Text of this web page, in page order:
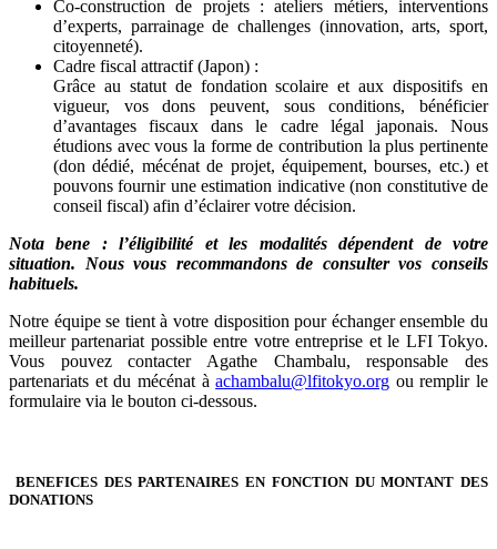
Co-construction de projets : ateliers métiers, interventions
d’experts, parrainage de challenges (innovation, arts, sport,
citoyenneté).
Cadre fiscal attractif (Japon) :
Grâce au statut de fondation scolaire et aux dispositifs en
vigueur, vos dons peuvent, sous conditions, bénéficier
d’avantages fiscaux dans le cadre légal japonais. Nous
étudions avec vous la forme de contribution la plus pertinente
(don dédié, mécénat de projet, équipement, bourses, etc.) et
pouvons fournir une estimation indicative (non constitutive de
conseil fiscal) afin d’éclairer votre décision.
Nota bene : l’éligibilité et les modalités dépendent de votre
situation. Nous vous recommandons de consulter vos conseils
habituels.
Notre équipe se tient à votre disposition pour échanger ensemble du
meilleur partenariat possible entre votre entreprise et le LFI Tokyo.
Vous pouvez contacter Agathe Chambalu, responsable des
partenariats et du mécénat àachambalu@lfitokyo.org ou remplir le
formulaire via le bouton ci-dessous.
BENEFICES DES PARTENAIRES EN FONCTION DU MONTANT DES
DONATIONS